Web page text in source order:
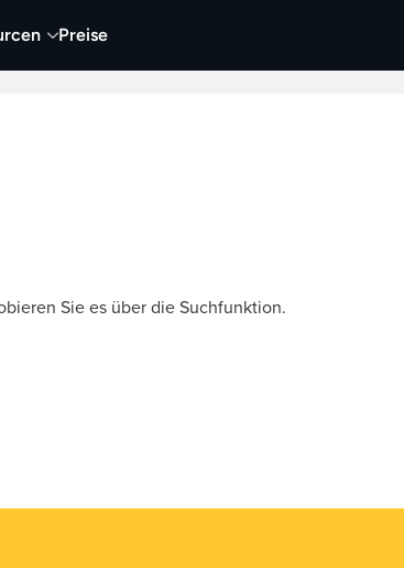
Preise
Video Visueller Content
Sie es über die Suchfunktion.